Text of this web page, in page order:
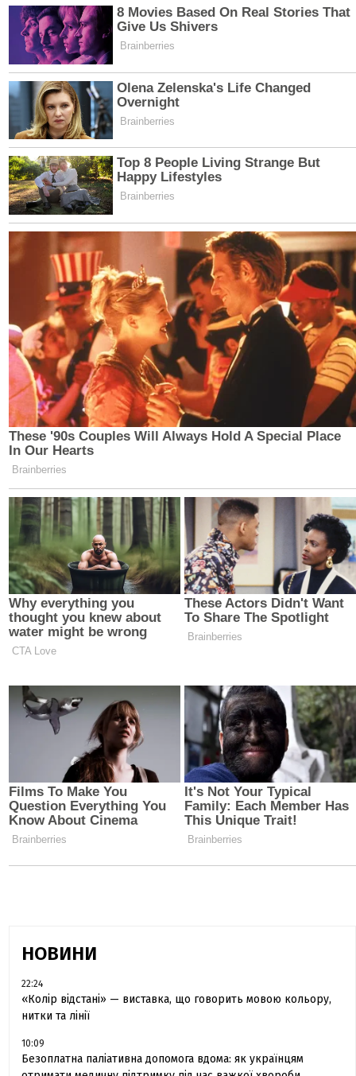
НОВИНИ
22:24
«Колір відстані» — виставка, що говорить мовою кольору,
нитки та лінії
10:09
Безоплатна паліативна допомога вдома: як українцям